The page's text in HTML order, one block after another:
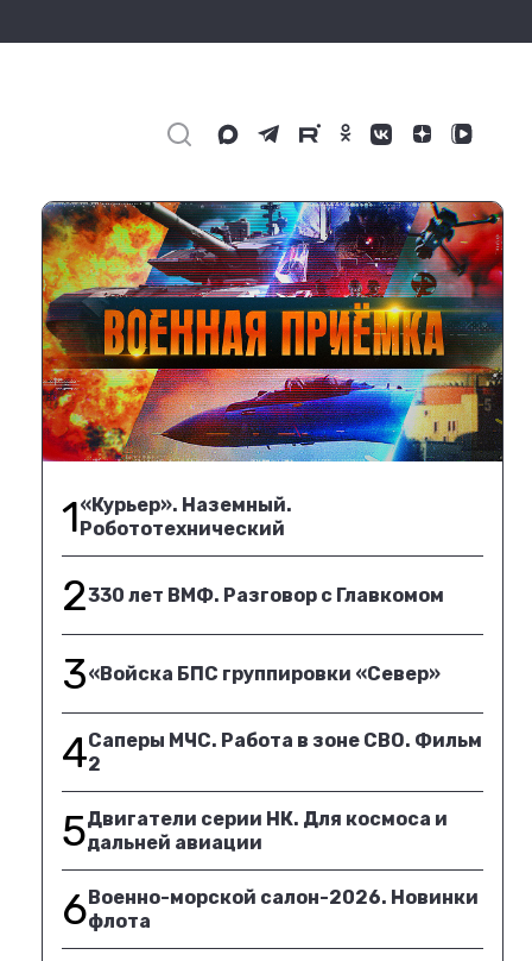
1«Курьер». Наземный.
Робототехнический
2330 лет ВМФ. Разговор с Главкомом
3«Войска БПС группировки «Север»
4Саперы МЧС. Работа в зоне СВО. Фильм
2
5Двигатели серии НК. Для космоса и
дальней авиации
6Военно-морской салон-2026. Новинки
флота